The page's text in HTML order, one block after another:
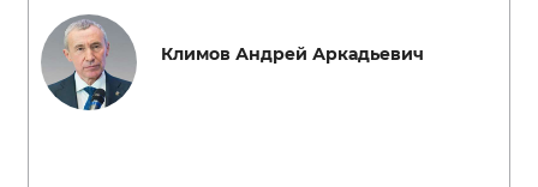
Климов Андрей Аркадьевич